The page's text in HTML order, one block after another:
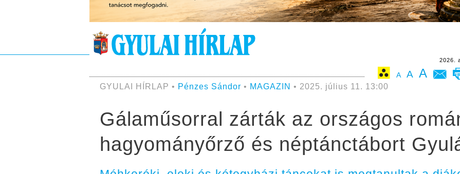
2026.
A A A
GYULAI HÍRLAP • Pénzes Sándor • MAGAZIN • 2025. július 11. 13:00
Gálaműsorral zárták az országos
hagyományőrző és néptánctábort